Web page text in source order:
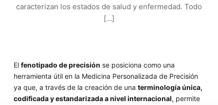
caracterizan los estados de salud y enfermedad. Todo
[…]
El fenotipado de precisión se posiciona como una
herramienta útil en la Medicina Personalizada de Precisión
ya que, a través de la creación de una terminología única,
codificada y estandarizada a nivel internacional, permite